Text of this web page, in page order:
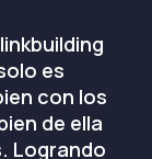
es
con los
de ella
Logrando